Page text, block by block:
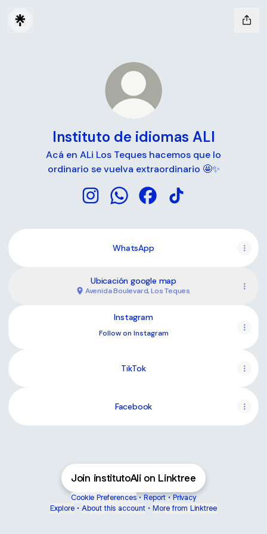
Instituto de idiomas ALI
Acá en ALi Los Teques hacemos que lo
ordinario se vuelva extraordinario 🤩✨
WhatsApp
Ubicación google map
Avenida Boulevard, Los Teques
Instagram
Instagram
Follow on Instagram
TikTok
Facebook
Join institutoAli on Linktree
Cookie Preferences • Report • Privacy
Explore • About this account • More from Linktree